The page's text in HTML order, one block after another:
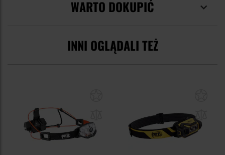
WARTO DOKUPIĆ
INNI OGLĄDALI TEŻ